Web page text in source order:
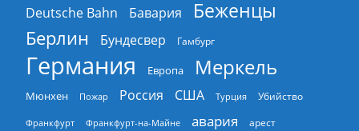
Deutsche Bahn Бавария
Беженцы
Берлин
Бундесвер Гамбург
Германия Европа Меркель
Мюнхен Пожар Россия США Турция Убийство
Франкфурт Франкфурт-на-Майне авария арест